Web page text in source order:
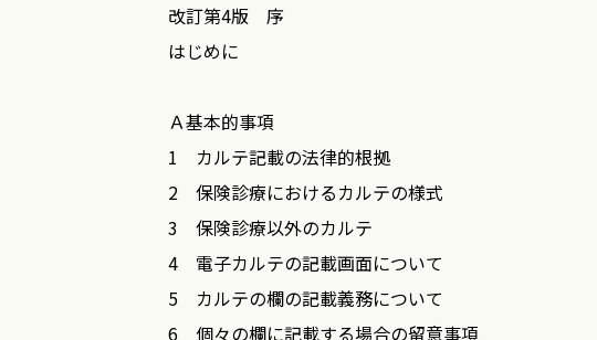
保険診療におけるカルテ記載について
つまり診療記録を含めた医療記録は開示によって第
官民を問わず，いまや多くの地域の中核病院が診療
ても耐えられる記載を心がけねばならないということ
また，行政指導等によって診療録の記載不備の指摘
療録記載マニュアルを作成しているところも増えてき
ここ数年，医療のIT化は急速に進行しオーダリング
改訂第4版 序
はじめに
Ａ基本的事項
1 カルテ記載の法律的根拠
2 保険診療におけるカルテの様式
3 保険診療以外のカルテ
4 電子カルテの記載画面について
5 カルテの欄の記載義務について
6 個々の欄に記載する場合の留意事項